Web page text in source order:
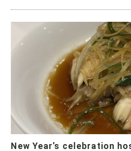
New Year’s celebration